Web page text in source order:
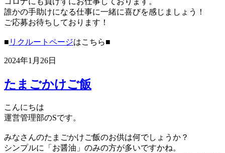
誰かの手助けになる仕事に一緒に喜びを感じましょう！
ご応募お待ちしております！
■ リクルートページはこちら■
2024年1月26日
たまごかけご飯
こんにちは
運営管理部のSです。
みなさんのたまごかけご飯のお供は何でしょうか？
シンプルに「お醤油」のみの方が多いですかね。